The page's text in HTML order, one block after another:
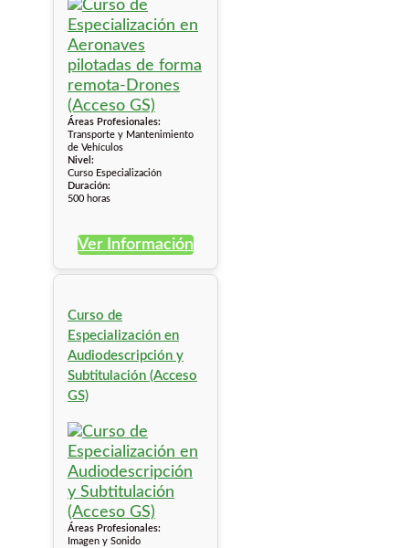
Áreas Profesionales:
Transporte y Mantenimiento
de Vehículos
Nivel:
Curso Especialización
Duración:
500 horas
Ver Información
Curso de
Especialización en
Audiodescripción y
Subtitulación (Acceso
GS)
Áreas Profesionales:
Imagen y Sonido